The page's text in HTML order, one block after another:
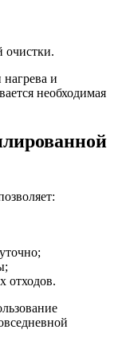
очистки.
и
необходимая
отходов.